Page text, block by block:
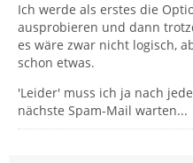
Ich werde als erstes die
ausprobieren und dann
es wäre zwar nicht logisch,
schon etwas.
'Leider' muss ich ja nach
nächste Spam-Mail warten...